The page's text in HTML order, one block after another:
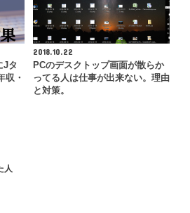
Jタ
収・
2018.10.22
PCのデスクトップ画面が散らか
ってる人は仕事が出来ない。理由
と対策。
人